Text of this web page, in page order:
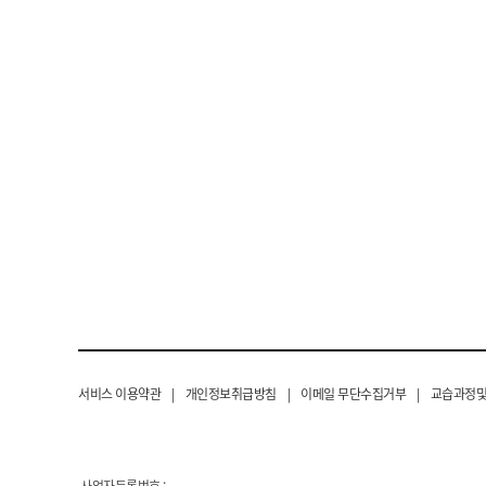
서비스 이용약관 | 개인정보취급방침 | 이메일 무단수집거부 | 교습과정